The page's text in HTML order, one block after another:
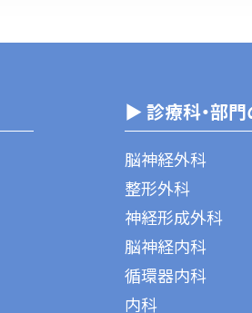
▶ 診療科・部門
脳神経外科
整形外科
神経形成外科
脳神経内科
循環器内科
内科